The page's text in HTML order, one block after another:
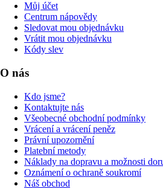
Můj účet
Centrum nápovědy
Sledovat mou objednávku
Vrátit mou objednávku
Kódy slev
O nás
Kdo jsme?
Kontaktujte nás
Všeobecné obchodní podmínky
Vrácení a vrácení peněz
Právní upozornění
Platební metody
Náklady na dopravu a možnosti
Oznámení o ochraně soukromí
Náš obchod